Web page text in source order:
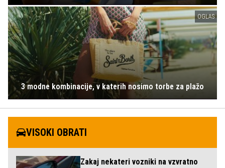
OGLAS
3 modne kombinacije, v katerih nosimo torbe za plažo
VISOKI OBRATI
Zakaj nekateri vozniki na vzvratno